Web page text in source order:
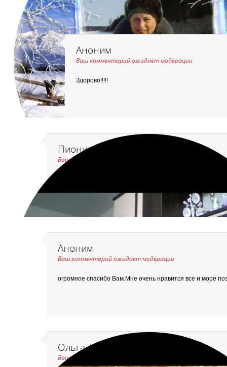
Аноним
Ваш комментарий ожидает модерации
Здорово!!!!!
Пиония Вишняк
Ваш комментарий ожидает модерации
Аноним
Ваш комментарий ожидает модерации
огромное спасибо Вам.Мне очень нравится все и море
Ольга Дорохова (Щербатюк)
Ваш комментарий ожидает модерации